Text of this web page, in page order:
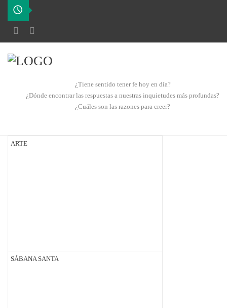
¿Tiene sentido tener fe hoy en día?
¿Dónde encontrar las respuestas a nuestras inquietudes más profundas?
¿Cuáles son las razones para creer?
ARTE
SÁBANA SANTA